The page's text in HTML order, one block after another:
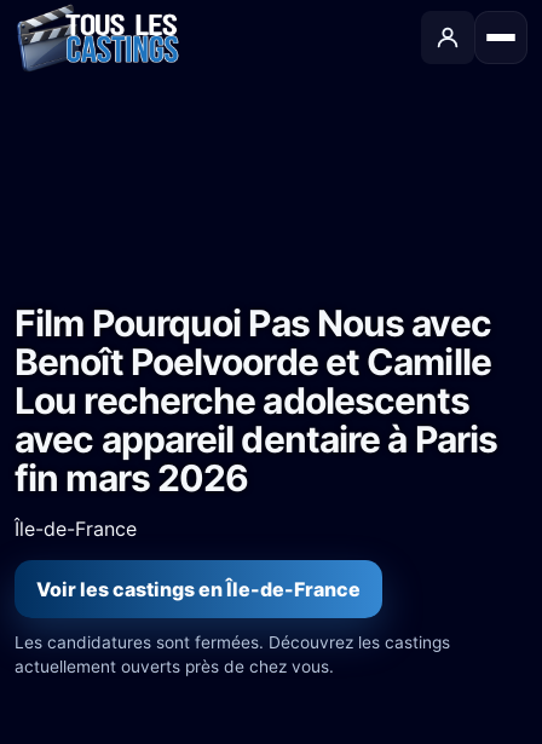
Film Pourquoi Pas Nous avec
Benoît Poelvoorde et Camille
Lou recherche adolescents
avec appareil dentaire à Paris
fin mars 2026
Île-de-France
Voir les castings en Île-de-France
Les candidatures sont fermées. Découvrez les castings
actuellement ouverts près de chez vous.